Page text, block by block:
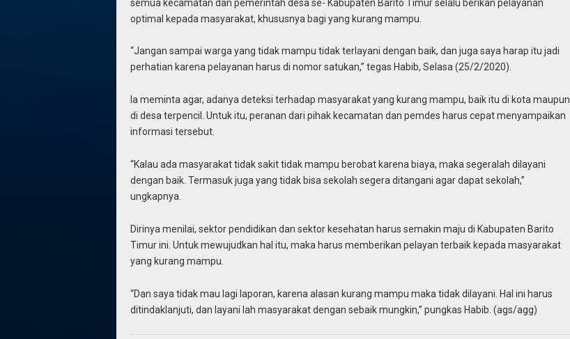
semua kecamatan dan pemerintah desa se- Kabupaten Barito Timur selalu berikan pelayanan
optimal kepada masyarakat, khususnya bagi yang kurang mampu.
“Jangan sampai warga yang tidak mampu tidak terlayani dengan baik, dan juga saya harap itu jadi
perhatian karena pelayanan harus di nomor satukan,” tegas Habib, Selasa (25/2/2020).
Ia meminta agar, adanya deteksi terhadap masyarakat yang kurang mampu, baik itu di kota maupun
di desa terpencil. Untuk itu, peranan dari pihak kecamatan dan pemdes harus cepat menyampaikan
informasi tersebut.
“Kalau ada masyarakat tidak sakit tidak mampu berobat karena biaya, maka segeralah dilayani
dengan baik. Termasuk juga yang tidak bisa sekolah segera ditangani agar dapat sekolah,”
ungkapnya.
Dirinya menilai, sektor pendidikan dan sektor kesehatan harus semakin maju di Kabupaten Barito
Timur ini. Untuk mewujudkan hal itu, maka harus memberikan pelayan terbaik kepada masyarakat
yang kurang mampu.
“Dan saya tidak mau lagi laporan, karena alasan kurang mampu maka tidak dilayani. Hal ini harus
ditindaklanjuti, dan layani lah masyarakat dengan sebaik mungkin,” pungkas Habib. (ags/agg)